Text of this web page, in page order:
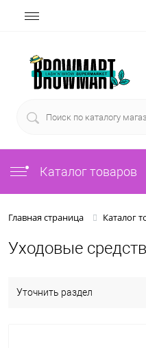
Каталог товаров
Главная страница Каталог
Уходовые
Уточнить раздел